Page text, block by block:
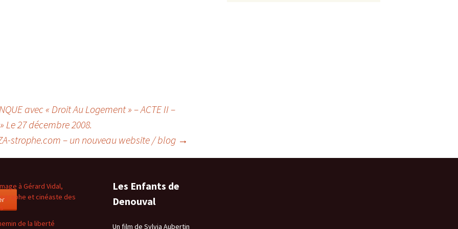
avec « Droit Au Logement » – ACTE II –
Le 27 décembre 2008.
strophe.com – un nouveau website / blog →
à Gérard Vidal,
et cinéaste des
de la liberté
Les Enfants de
Denouval
Un film de Sylvia Aubertin